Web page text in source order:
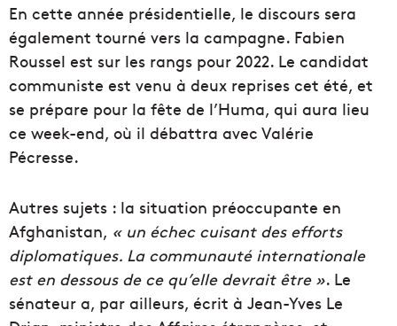
En cette année présidentielle, le discours sera
également tourné vers la campagne. Fabien
Roussel est sur les rangs pour 2022. Le candidat
communiste est venu à deux reprises cet été, et
se prépare pour la fête de l’Huma, qui aura lieu
ce week-end, où il débattra avec Valérie
Pécresse.
Autres sujets : la situation préoccupante en
Afghanistan, « un échec cuisant des efforts
diplomatiques. La communauté internationale
est en dessous de ce qu’elle devrait être ». Le
sénateur a, par ailleurs, écrit à Jean-Yves Le